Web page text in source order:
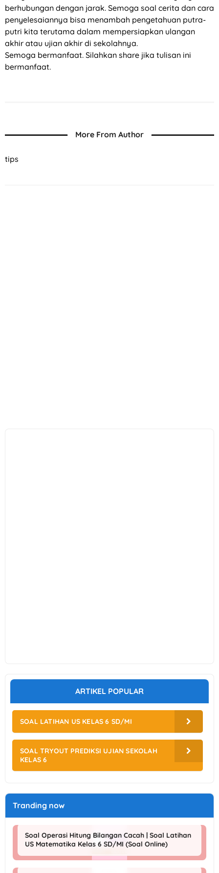
berhubungan dengan jarak. Semoga soal cerita dan cara
penyelesaiannya bisa menambah pengetahuan putra-
putri kita terutama dalam mempersiapkan ulangan
akhir atau ujian akhir di sekolahnya.
Semoga bermanfaat. Silahkan share jika tulisan ini
bermanfaat.
More From Author
tips
ARTIKEL POPULAR
SOAL LATIHAN US KELAS 6 SD/MI
SOAL TRYOUT PREDIKSI UJIAN SEKOLAH
KELAS 6
Tranding now
Soal Operasi Hitung Bilangan Cacah | Soal Latihan
US Matematika Kelas 6 SD/MI (Soal Online)